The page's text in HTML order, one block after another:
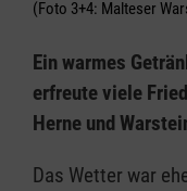
(Foto 3+4: Malteser
Ein warmes
erfreute viele
Herne und
Das Wetter war